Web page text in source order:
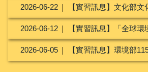
2026-06-22
2026-06-12
2026-06-05